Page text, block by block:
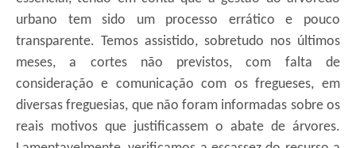
urbano tem sido um processo errático e pouco
transparente. Temos assistido, sobretudo nos últimos
meses, a cortes não previstos, com falta de
consideração e comunicação com os fregueses, em
diversas freguesias, que não foram informadas sobre os
reais motivos que justificassem o abate de árvores.